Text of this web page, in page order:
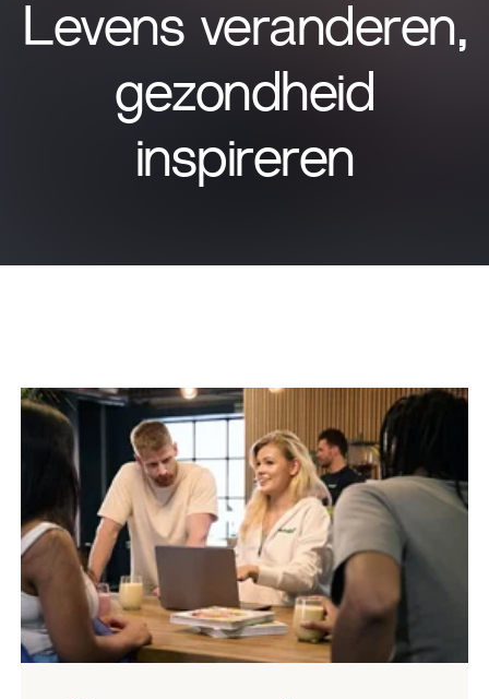
​Levens veranderen,
gezondheid
inspireren​
Genieten van shakes in een Nutrition Club